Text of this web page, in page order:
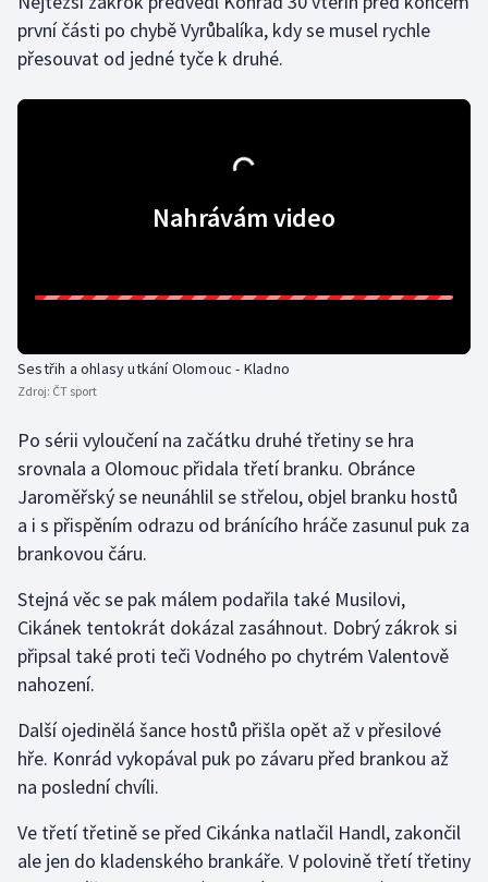
Plavání
Plážový volejbal
Short track
Sportovní střelba
Triatlon
Veslování
Vodní slalom
Volejbal
Ostatní
první části po chybě Vyrůbalíka, kdy se musel rychle
přesouvat od jedné tyče k druhé.
Nahrávám video
Sestřih a ohlasy utkání Olomouc - Kladno
Zdroj: ČT sport
Po sérii vyloučení na začátku druhé třetiny se hra
srovnala a Olomouc přidala třetí branku. Obránce
Jaroměřský se neunáhlil se střelou, objel branku hostů
a i s přispěním odrazu od bránícího hráče zasunul puk za
brankovou čáru.
Stejná věc se pak málem podařila také Musilovi,
Cikánek tentokrát dokázal zasáhnout. Dobrý zákrok si
připsal také proti teči Vodného po chytrém Valentově
nahození.
Další ojedinělá šance hostů přišla opět až v přesilové
hře. Konrád vykopával puk po závaru před brankou až
na poslední chvíli.
Ve třetí třetině se před Cikánka natlačil Handl, zakončil
ale jen do kladenského brankáře. V polovině třetí třetiny